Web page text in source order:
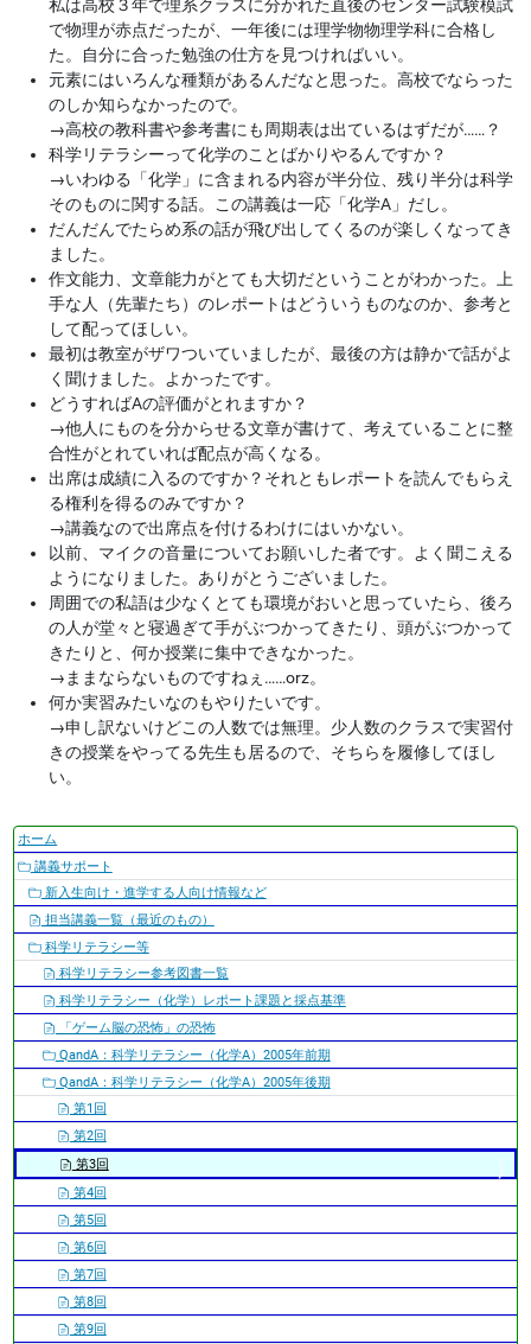
私は高校３年で理系クラスに分かれた直後のセンター試験模試
で物理が赤点だったが、一年後には理学物物理学科に合格し
た。自分に合った勉強の仕方を見つければいい。
元素にはいろんな種類があるんだなと思った。高校でならった
のしか知らなかったので。
→高校の教科書や参考書にも周期表は出ているはずだが……？
科学リテラシーって化学のことばかりやるんですか？
→いわゆる「化学」に含まれる内容が半分位、残り半分は科学
そのものに関する話。この講義は一応「化学A」だし。
だんだんでたらめ系の話が飛び出してくるのが楽しくなってき
ました。
作文能力、文章能力がとても大切だということがわかった。上
手な人（先輩たち）のレポートはどういうものなのか、参考と
して配ってほしい。
最初は教室がザワついていましたが、最後の方は静かで話がよ
く聞けました。よかったです。
どうすればAの評価がとれますか？
→他人にものを分からせる文章が書けて、考えていることに整
合性がとれていれば配点が高くなる。
出席は成績に入るのですか？それともレポートを読んでもらえ
る権利を得るのみですか？
→講義なので出席点を付けるわけにはいかない。
以前、マイクの音量についてお願いした者です。よく聞こえる
ようになりました。ありがとうございました。
周囲での私語は少なくとても環境がおいと思っていたら、後ろ
の人が堂々と寝過ぎて手がぶつかってきたり、頭がぶつかって
きたりと、何か授業に集中できなかった。
→ ままならないものですねぇ……orz。
何か実習みたいなのもやりたいです。
→申し訳ないけどこの人数では無理。少人数のクラスで実習付
きの授業をやってる先生も居るので、そちらを履修してほし
い。
ナ
ビ
ゲ
ー
シ
ョ
ン
ホーム
講義サポート
新入生向け・進学する人向け情報など
担当講義一覧（最近のもの）
科学リテラシー等
科学リテラシー参考図書一覧
科学リテラシー（化学）レポート課題と採点基準
「ゲーム脳の恐怖」の恐怖
QandA：科学リテラシー（化学A）2005年前期
QandA：科学リテラシー（化学A）2005年後期
第1回
第2回
第3回
第4回
第5回
第6回
第7回
第8回
第9回